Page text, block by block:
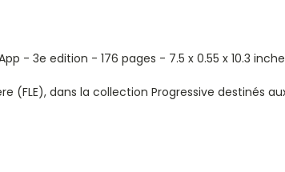
- 3e edition - 176 pages - 7.5 x 0.55 x 10.3
(FLE), dans la collection Progressive destinés